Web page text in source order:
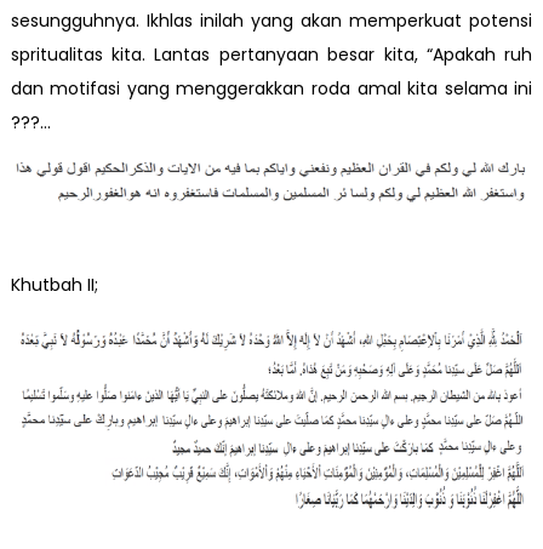
sesungguhnya. Ikhlas inilah yang akan memperkuat potensi
spritualitas kita. Lantas pertanyaan besar kita, “Apakah ruh
dan motifasi yang menggerakkan roda amal kita selama ini
???…
Khutbah II;